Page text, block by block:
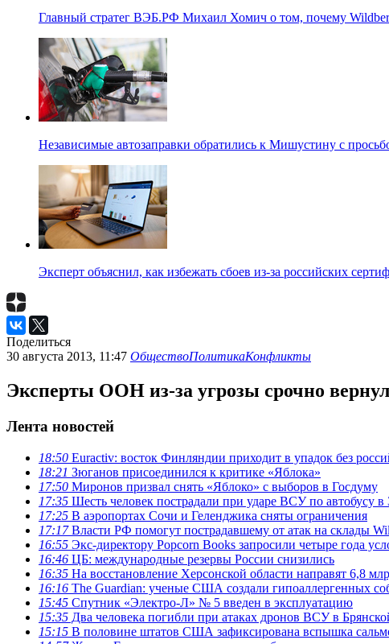
Главный стратег ВЭБ.РФ Михаил Хомич о том, почему
Независимые автозаправки обратились к Мишустину с
Эксперт объяснил, как избежать сбоев из-за российских
Поделиться
30 августа 2013, 11:47 ОбществоПолитикаКонфликты
Эксперты ООН из-за угрозы срочно
Лента новостей
18:50 Euractiv: восток Финляндии приходит в упадок без
18:21 Зюганов присоединился к критике «Яблока»
17:50 Миронов призвал снять «Яблоко» с выборов в Госдуму
17:35 Шесть человек пострадали при ударе ВСУ по автобусу в
17:25 В аэропортах Сочи и Геленджика сняты ограничения
17:17Власти РФ помогут пострадавшему от атак на склады
16:55 Экс-директору Popcorn Books запросили четыре года
16:46 ЦБ: международные резервы России снизились
16:35 На восстановление Херсонской области направят 6,8
16:16 The Guardian: ученые США создали гипоаллергенных
15:45 Спутник «Электро-Л» № 5 введен в эксплуатацию
15:35 Два человека погибли при атаках дронов ВСУ в
15:15 В половине штатов США зафиксирована вспышка